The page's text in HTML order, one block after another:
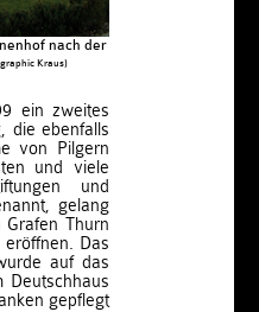
nach der Restaurierung
Kraus)
ein zweites
die ebenfalls
von Pilgern
und viele
und
gelang
Thurn
Das
auf das
Deutschhaus
gepflegt